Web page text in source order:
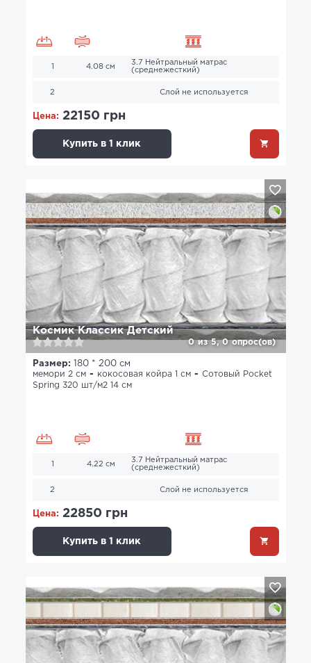
1 4.08 см
3.7 Нейтральный матрас
(среднежесткий)
2 Слой не используется
Цена: 22150 грн
Купить в 1 клик
Космик Классик Детский
0 из 5, 0 опрос(ов)
Размер: 180 * 200 см
мемори 2 см
кокосовая койра 1 см
Сотовый Pocket
Spring 320 шт/м2 14 см
1 4.22 см
3.7 Нейтральный матрас
(среднежесткий)
2 Слой не используется
Цена: 22850 грн
Купить в 1 клик